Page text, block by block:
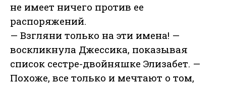
не имеет ничего против ее
распоряжений.
— Взгляни только на эти имена! —
воскликнула Джессика, показывая
список сестре-двойняшке Элизабет. —
Похоже, все только и мечтают о том,